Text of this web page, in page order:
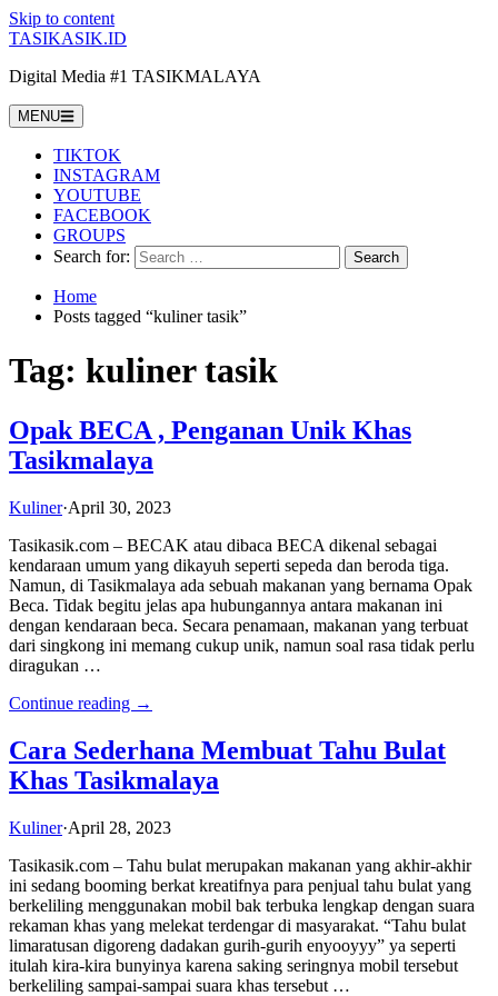
Skip to content
TASIKASIK.ID
Digital Media #1 TASIKMALAYA
MENU
TIKTOK
INSTAGRAM
YOUTUBE
FACEBOOK
GROUPS
Search for:
Home
Posts tagged “kuliner tasik”
Tag: kuliner tasik
Opak BECA , Penganan Unik Khas
Tasikmalaya
Kuliner·April 30, 2023
Tasikasik.com – BECAK atau dibaca BECA dikenal sebagai
kendaraan umum yang dikayuh seperti sepeda dan beroda tiga.
Namun, di Tasikmalaya ada sebuah makanan yang bernama Opak
Beca. Tidak begitu jelas apa hubungannya antara makanan ini
dengan kendaraan beca. Secara penamaan, makanan yang terbuat
dari singkong ini memang cukup unik, namun soal rasa tidak perlu
diragukan …
Continue reading →
Cara Sederhana Membuat Tahu Bulat
Khas Tasikmalaya
Kuliner·April 28, 2023
Tasikasik.com – Tahu bulat merupakan makanan yang akhir-akhir
ini sedang booming berkat kreatifnya para penjual tahu bulat yang
berkeliling menggunakan mobil bak terbuka lengkap dengan suara
rekaman khas yang melekat terdengar di masyarakat. “Tahu bulat
limaratusan digoreng dadakan gurih-gurih enyooyyy” ya seperti
itulah kira-kira bunyinya karena saking seringnya mobil tersebut
berkeliling sampai-sampai suara khas tersebut …